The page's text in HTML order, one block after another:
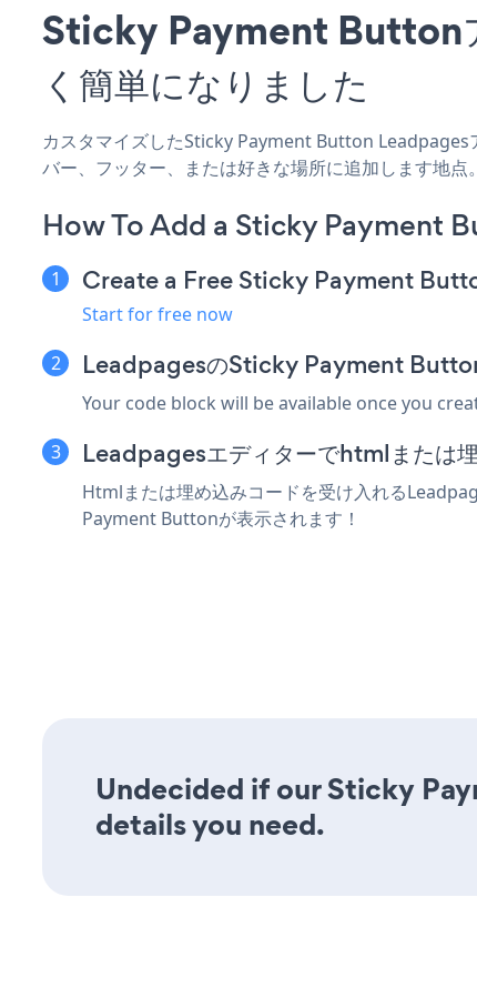
Sticky Payment Button
く簡単になりました
カスタマイズしたSticky Payment Button
バー、フッター、または好きな場所に追加します地点。
How To Add a Sticky Payment
Create a Free Sticky Payment
Start for free now
LeadpagesのSticky Payment
Your code block will be available once you
Leadpagesエディターでhtmlまたは
Htmlまたは埋め込みコードを受け入れる
Payment Buttonが表示されます！
Undecided if our Sticky
details you need.